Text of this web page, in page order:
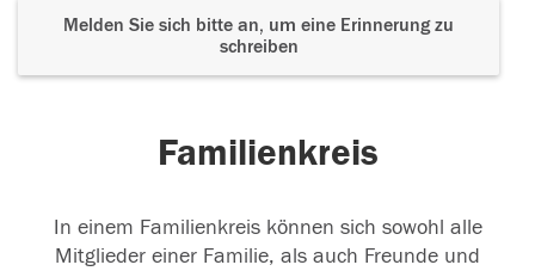
Melden Sie sich bitte an, um eine Erinnerung zu
schreiben
Familienkreis
In einem Familienkreis können sich sowohl alle
Mitglieder einer Familie, als auch Freunde und